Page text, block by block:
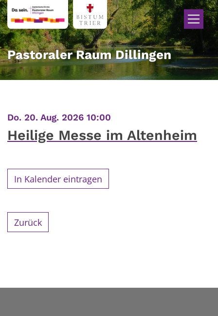
Zum Inhalt springen
Pastoraler Raum Dillingen
Do. 20. Aug. 2026 10:00
Heilige Messe im Altenheim
In Kalender eintragen
Zurück